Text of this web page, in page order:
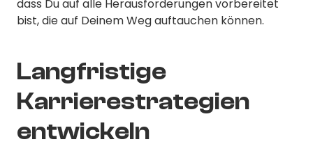
dass Du auf alle Herausforderungen vorbereitet
bist, die auf Deinem Weg auftauchen können.
Langfristige
Karrierestrategien
entwickeln